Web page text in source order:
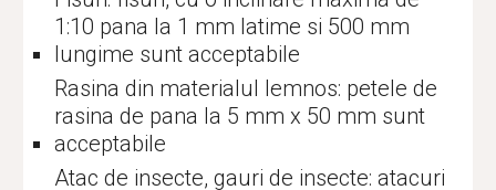
1:10 pana la 1 mm latime si 500 mm
lungime sunt acceptabile
Rasina din materialul lemnos: petele de
rasina de pana la 5 mm x 50 mm sunt
acceptabile
Atac de insecte, gauri de insecte: atacuri